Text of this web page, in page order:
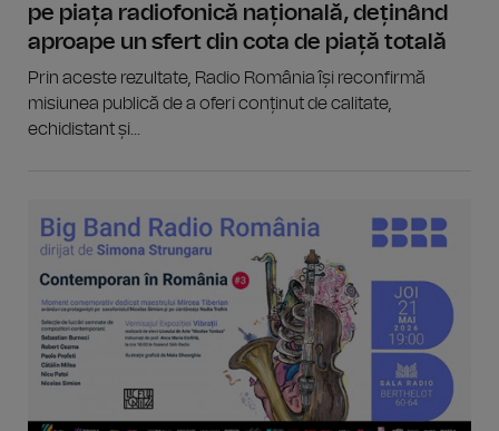
pe piața radiofonică națională, deținând
aproape un sfert din cota de piață totală
Prin aceste rezultate, Radio România își reconfirmă
misiunea publică de a oferi conținut de calitate,
echidistant și...